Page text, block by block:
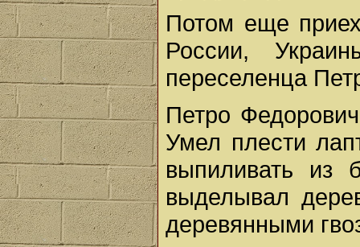
Потом еще
России,
переселенца
Петро
Умел плести
выпиливать из
выделывал
деревянными